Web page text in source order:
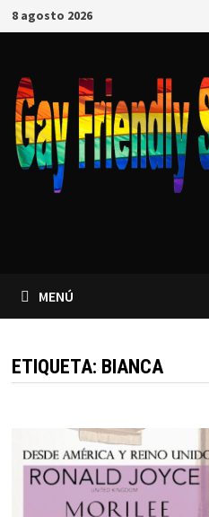
8 agosto 2026
MENÚ
ETIQUETA: BIANCA